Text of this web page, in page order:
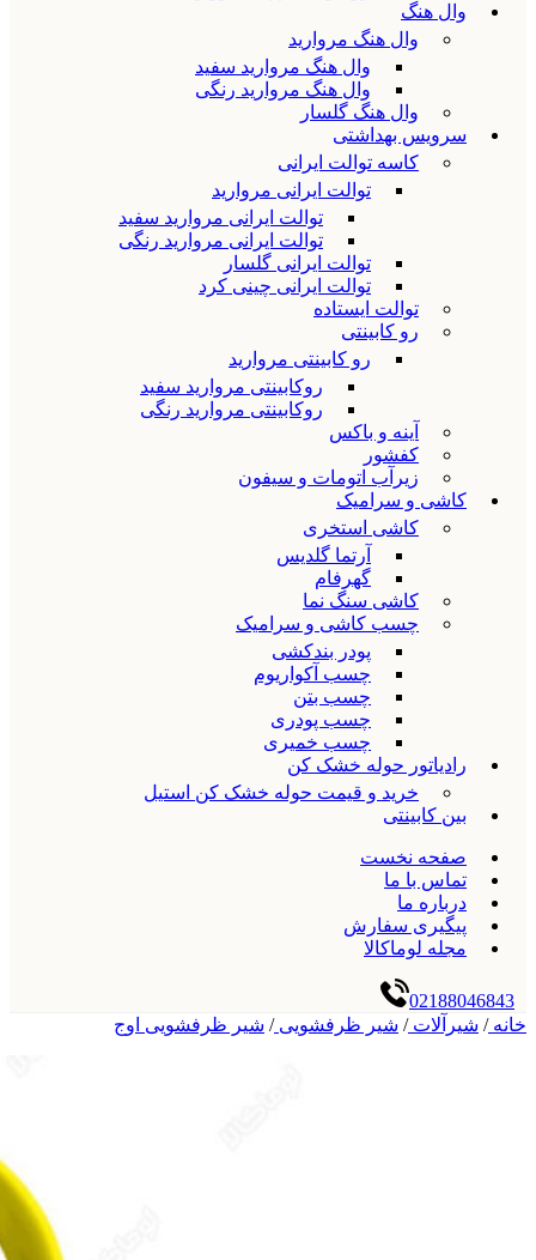
وال هنگ
وال هنگ مروارید
وال هنگ مروارید سفید
وال هنگ مروارید رنگی
وال هنگ گلسار
سرویس بهداشتی
کاسه توالت ایرانی
توالت ایرانی مروارید
توالت ایرانی مروارید سفید
توالت ایرانی مروارید رنگی
توالت ایرانی گلسار
توالت ایرانی چینی کرد
توالت ایستاده
رو کابینتی
رو کابینتی مروارید
روکابینتی مروارید سفید
روکابینتی مروارید رنگی
آینه و باکس
کفشور
زیرآب اتومات و سیفون
کاشی و سرامیک
کاشی استخری
آرتما گلدیس
گهرفام
کاشی سنگ نما
چسب کاشی و سرامیک
پودر بندکشی
چسب آکواریوم
چسب بتن
چسب پودری
چسب خمیری
رادیاتور حوله خشک کن
خرید و قیمت حوله خشک کن استیل
بین کابینتی
صفحه نخست
تماس با ما
درباره ما
پیگیری سفارش
مجله لوماکالا
02188046843
خانه/ شیرآلات/ شیر ظرفشویی/ شیر ظرفشویی اوج